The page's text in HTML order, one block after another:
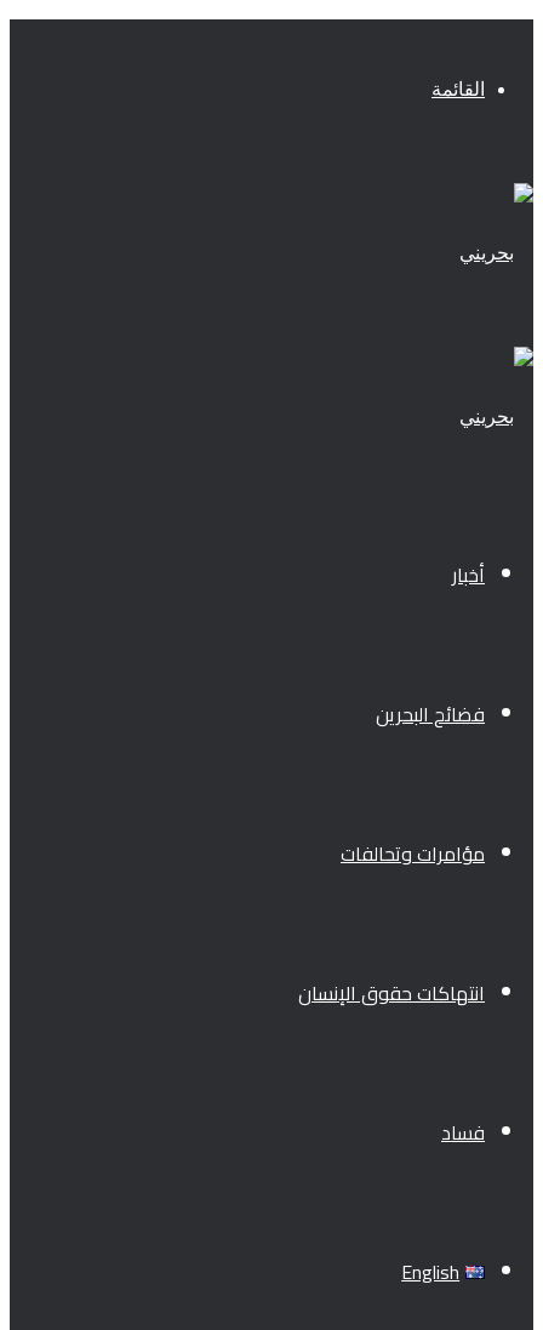
القائمة
أخبار
فضائح البحرين
مؤامرات وتحالفات
انتهاكات حقوق الإنسان
فساد
English